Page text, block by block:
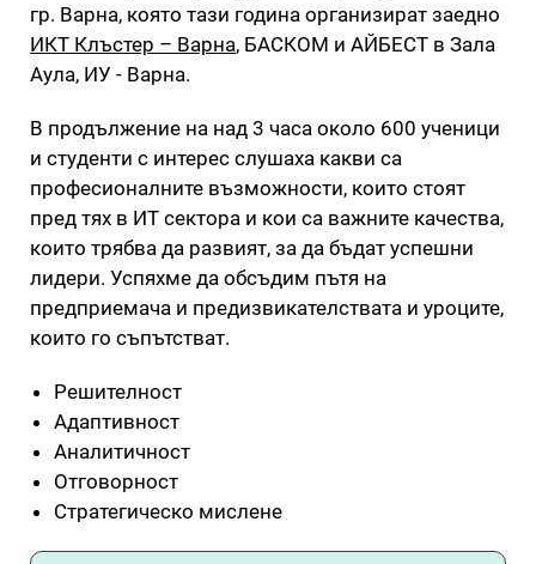
гр. Варна, която тази година организират заедно
ИКТ Клъстер – Варна, БАСКОМ и АЙБЕСТ в Зала
Аула, ИУ - Варна.
В продължение на над 3 часа около 600 ученици
и студенти с интерес слушаха какви са
професионалните възможности, които стоят
пред тях в ИТ сектора и кои са важните качества,
които трябва да развият, за да бъдат успешни
лидери. Успяхме да обсъдим пътя на
предприемача и предизвикателствата и уроците,
които го съпътстват.
Решителност
Адаптивност
Аналитичност
Отговорност
Стратегическо мислене